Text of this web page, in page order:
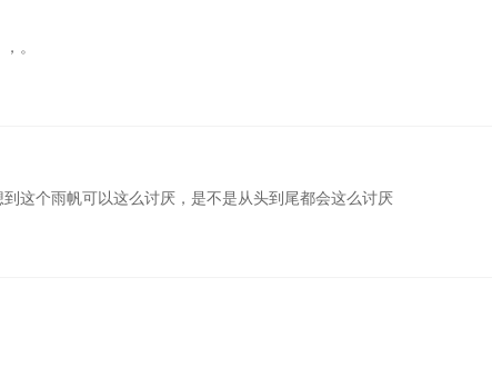
。
这个雨帆可以这么讨厌，是不是从头到尾都会这么讨厌